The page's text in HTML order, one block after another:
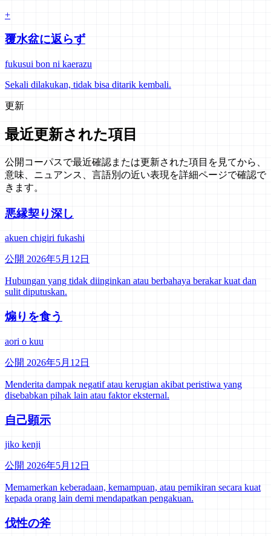
+
覆水盆に返らず
fukusui bon ni kaerazu
Sekali dilakukan, tidak bisa ditarik kembali.
更新
最近更新された項目
公開コーパスで最近確認または更新された項目を見てから、
意味、ニュアンス、言語別の近い表現を詳細ページで確認で
きます。
悪縁契り深し
akuen chigiri fukashi
公開 2026年5月12日
Hubungan yang tidak diinginkan atau berbahaya berakar kuat dan
sulit diputuskan.
煽りを食う
aori o kuu
公開 2026年5月12日
Menderita dampak negatif atau kerugian akibat peristiwa yang
disebabkan pihak lain atau faktor eksternal.
自己顕示
jiko kenji
公開 2026年5月12日
Memamerkan keberadaan, kemampuan, atau pemikiran secara kuat
kepada orang lain demi mendapatkan pengakuan.
伐性の斧